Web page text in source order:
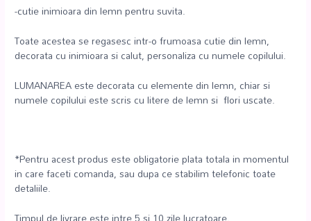
-cutie inimioara din lemn pentru suvita.
Toate acestea se regasesc intr-o frumoasa cutie din lemn,
decorata cu inimioara si calut, personaliza cu numele copilului.
LUMANAREA este decorata cu elemente din lemn, chiar si
numele copilului este scris cu litere de lemn si flori uscate.
*Pentru acest produs este obligatorie plata totala in momentul
in care faceti comanda, sau dupa ce stabilim telefonic toate
detaliile.